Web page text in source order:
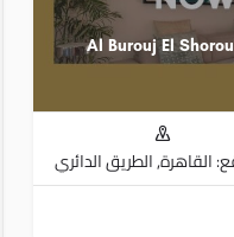
القاهرة, الطريق الدائري